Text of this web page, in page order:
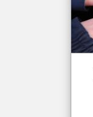
مدار الساعة